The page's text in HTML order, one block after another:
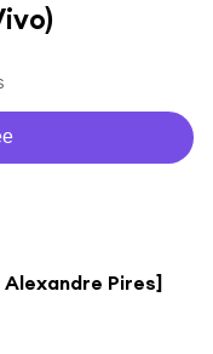
Pires]